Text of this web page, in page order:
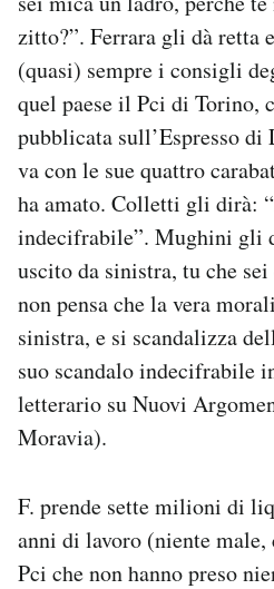
zitto?”. Ferrara gli dà retta
(quasi) sempre i consigli
quel paese il Pci di Torino,
pubblicata sull’Espresso
va con le sue quattro
ha amato. Colletti gli dirà:
indecifrabile”. Mughini gli
uscito da sinistra, tu che
non pensa che la vera
sinistra, e si scandalizza
suo scandalo indecifrabile
letterario su Nuovi
Moravia).
F. prende sette milioni di
anni di lavoro (niente
Pci che non hanno preso